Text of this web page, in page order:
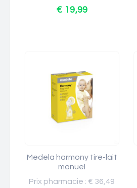
€ 19,99
Medela harmony tire-lait
manuel
Prix pharmacie : € 36,49